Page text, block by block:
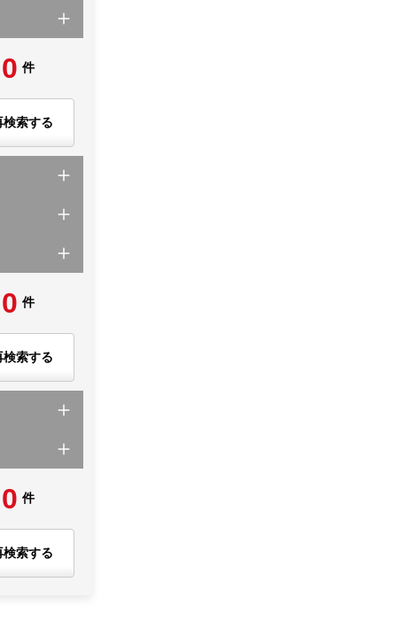
0 件
検索する
0 件
検索する
0 件
検索する